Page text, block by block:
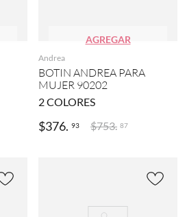
AGREGAR
Andrea
BOTIN ANDREA PARA
MUJER 90202
2COLORES
$376. 93 $753. 87